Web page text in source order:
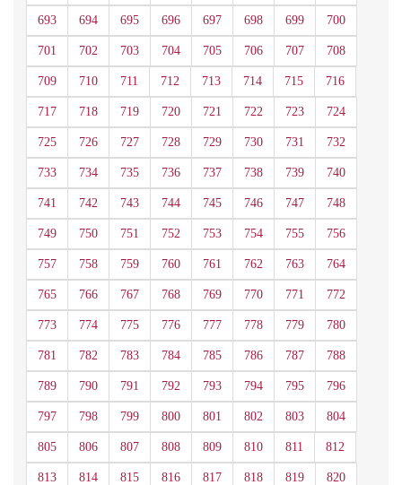
693 694 695 696 697 698 699 700
701 702 703 704 705 706 707 708
709 710 711 712 713 714 715 716
717 718 719 720 721 722 723 724
725 726 727 728 729 730 731 732
733 734 735 736 737 738 739 740
741 742 743 744 745 746 747 748
749 750 751 752 753 754 755 756
757 758 759 760 761 762 763 764
765 766 767 768 769 770 771 772
773 774 775 776 777 778 779 780
781 782 783 784 785 786 787 788
789 790 791 792 793 794 795 796
797 798 799 800 801 802 803 804
805 806 807 808 809 810 811 812
813 814 815 816 817 818 819 820